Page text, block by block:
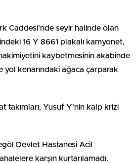
Caddesi’nde seyir halinde olan
16 Y 8661 plakalı kamyonet,
kaybetmesinin akabinde
yol kenarındaki ağaca çarparak
takımları, Yusuf Y’nin kalp krizi
Devlet Hastanesi Acil
karşın kurtarılamadı.